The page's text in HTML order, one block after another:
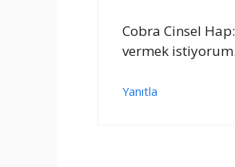
Cobra Cinsel
vermek istiyorum.
Yanıtla